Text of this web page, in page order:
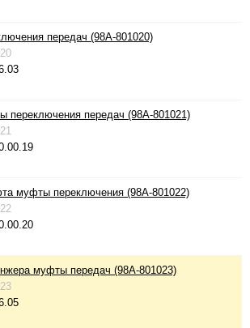
передач (98A-801020)
переключения передач (98A-801021)
муфты переключения (98A-801022)
муфты передач (98A-801023)